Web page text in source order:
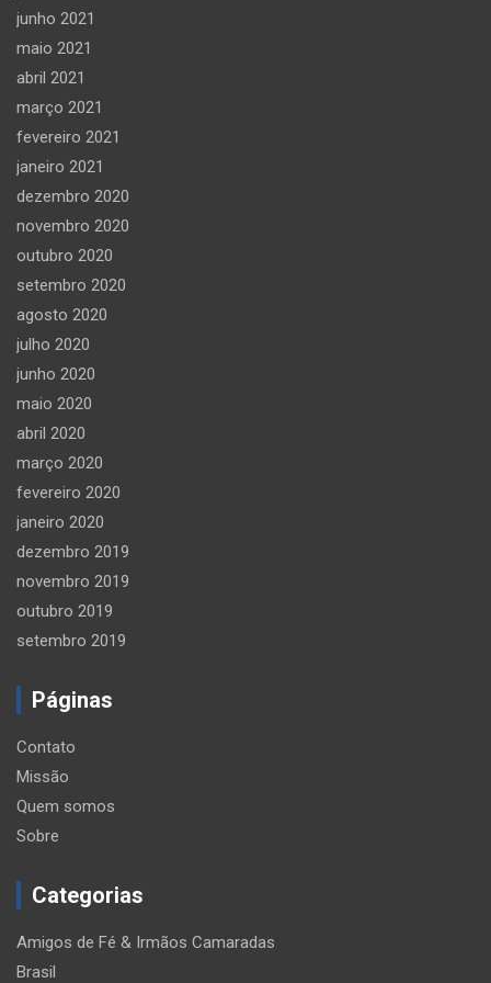
junho 2021
maio 2021
abril 2021
março 2021
fevereiro 2021
janeiro 2021
dezembro 2020
novembro 2020
outubro 2020
setembro 2020
agosto 2020
julho 2020
junho 2020
maio 2020
abril 2020
março 2020
fevereiro 2020
janeiro 2020
dezembro 2019
novembro 2019
outubro 2019
setembro 2019
Páginas
Contato
Missão
Quem somos
Sobre
Categorias
Amigos de Fé & Irmãos Camaradas
Brasil